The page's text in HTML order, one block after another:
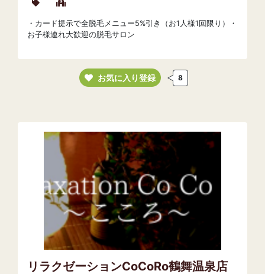
・カード提示で全脱毛メニュー5%引き（お1人様1回限り）・
お子様連れ大歓迎の脱毛サロン
お気に入り登録 8
リラクゼーションCoCoRo鶴舞温泉店